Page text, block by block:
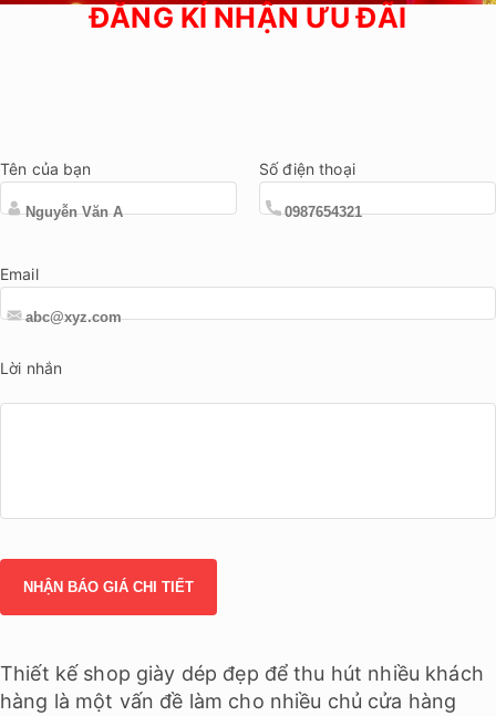
ĐĂNG KÍ NHẬN ƯU ĐÃI
Tên của bạn Số điện thoại
Email
Lời nhắn
Thiết kế shop giày dép đẹp để thu hút nhiều khách
hàng là một vấn đề làm cho nhiều chủ cửa hàng